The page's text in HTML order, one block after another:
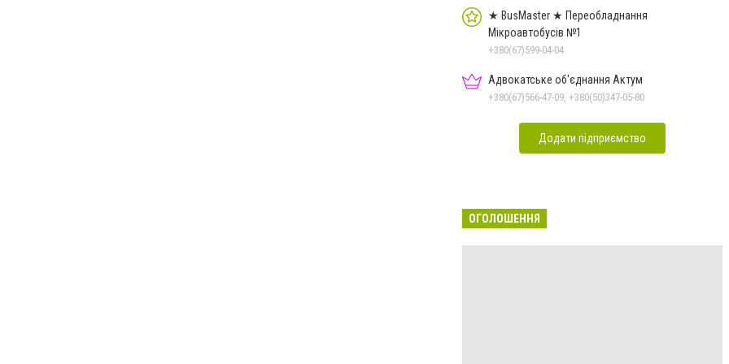
★ BusMaster ★ Переобладнання
Мікроавтобусів №1
+380(67)599-04-04
Адвокатське об'єднання Актум
+380(67)566-47-09, +380(50)347-05-80
Додати підприємство
ОГОЛОШЕННЯ